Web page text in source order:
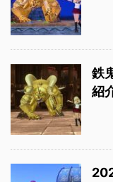
鉄
紹